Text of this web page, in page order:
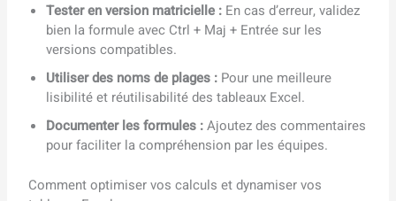
Tester en version matricielle : En cas d’erreur, validez
bien la formule avec Ctrl + Maj + Entrée sur les
versions compatibles.
Utiliser des noms de plages : Pour une meilleure
lisibilité et réutilisabilité des tableaux Excel.
Documenter les formules :Ajoutez des commentaires
pour faciliter la compréhension par les équipes.
Comment optimiser vos calculs et dynamiser vos